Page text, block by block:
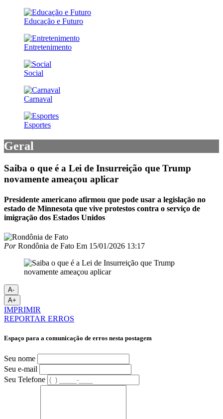
Educação e Futuro
Entretenimento
Social
Carnaval
Esportes
Geral
Saiba o que é a Lei de Insurreição que Trump
novamente ameaçou aplicar
Presidente americano afirmou que pode usar a legislação no
estado de Minnesota que vive protestos contra o serviço de
imigração dos Estados Unidos
PorRondônia de Fato Em 15/01/2026 13:17
A-
A+
IMPRIMIR
REPORTAR ERROS
Espaço para a comunicação de erros nesta postagem
Seu nome
Seu e-mail
Seu Telefone